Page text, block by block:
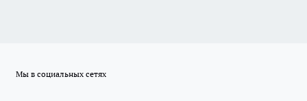
Мы в социальных сетях